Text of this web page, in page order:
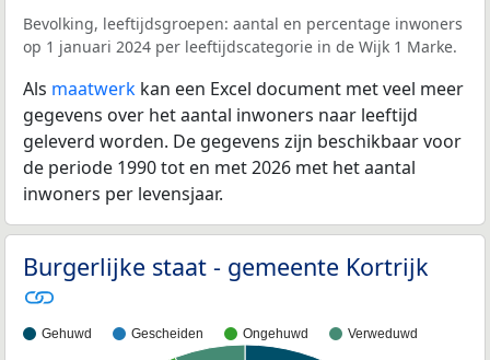
Bevolking, leeftijdsgroepen: aantal en percentage inwoners
op 1 januari 2024 per leeftijdscategorie in de Wijk 1 Marke.
Als maatwerk kan een Excel document met veel meer
gegevens over het aantal inwoners naar leeftijd
geleverd worden. De gegevens zijn beschikbaar voor
de periode 1990 tot en met 2026 met het aantal
inwoners per levensjaar.
Burgerlijke staat - gemeente Kortrijk
Gehuwd Gescheiden Ongehuwd Verweduwd